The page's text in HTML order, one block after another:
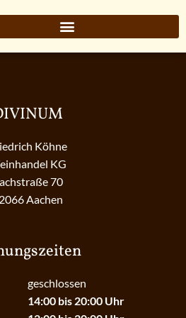
Köhne
KG
70
Aachen
geschlossen
14:00 bis 20:00 Uhr